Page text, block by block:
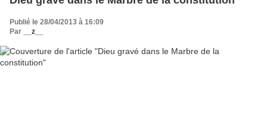
Publié le 28/04/2013 à 16:09
Par
__z__